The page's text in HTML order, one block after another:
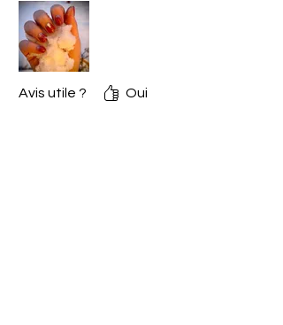
Avis utile ? Oui